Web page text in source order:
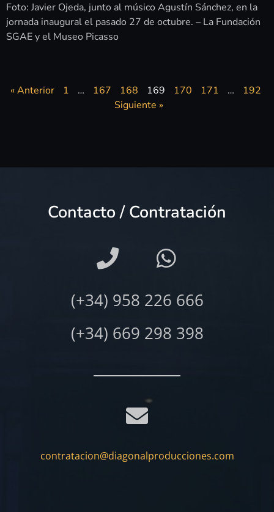
Foto: Javier Ojeda, junto al músico Agustín Sánchez, en la
jornada inaugural el pasado 27 de octubre. – La Fundación
SGAE y el Museo Picasso
« Anterior 1 … 167 168 169 170 171 …
192
Siguiente »
Contacto / Contratación
(+34) 958 226 666
(+34) 669 298 398
contratacion@diagonalproducciones.com